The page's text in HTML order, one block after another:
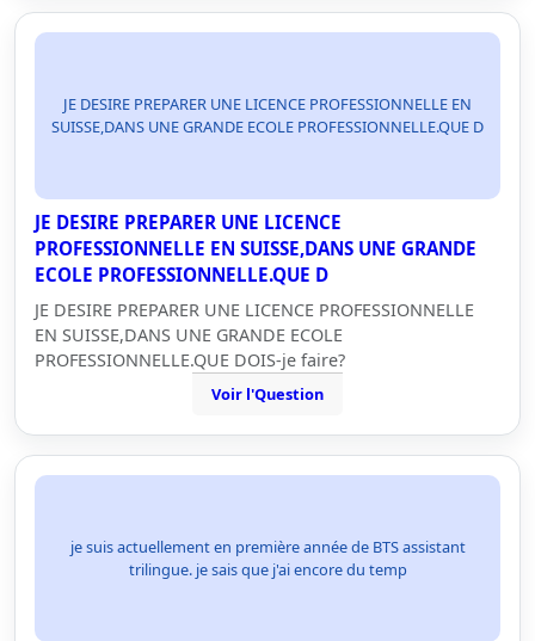
JE DESIRE PREPARER UNE LICENCE PROFESSIONNELLE EN
SUISSE,DANS UNE GRANDE ECOLE PROFESSIONNELLE.QUE D
JE DESIRE PREPARER UNE LICENCE
PROFESSIONNELLE EN SUISSE,DANS UNE GRANDE
ECOLE PROFESSIONNELLE.QUE D
JE DESIRE PREPARER UNE LICENCE PROFESSIONNELLE
EN SUISSE,DANS UNE GRANDE ECOLE
PROFESSIONNELLE.QUE DOIS-je faire?
Voir l'Question
je suis actuellement en première année de BTS assistant
trilingue. je sais que j'ai encore du temp